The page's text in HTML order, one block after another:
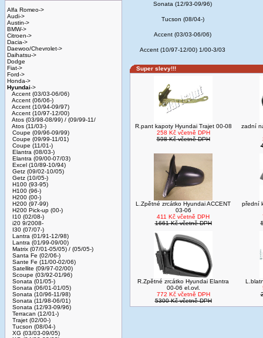
Alfa Romeo->
Audi->
Austin->
BMW->
Citroen->
Dacia->
Daewoo/Chevrolet->
Daihatsu->
Dodge
Fiat->
Ford->
Honda->
Hyundai->
Accent (03/03-06/06)
Accent (06/06-)
Accent (10/94-09/97)
Accent (10/97-12/00)
Atos (03/98-08/99) / (09/99-11/
Atos (11/03-)
Coupe (09/96-09/99)
Coupe (09/99-11/01)
Coupe (11/01-)
Elantra (08/03-)
Elantra (09/00-07/03)
Excel (10/89-10/94)
Getz (09/02-10/05)
Getz (10/05-)
H100 (93-95)
H100 (96-)
H200 (00-)
H200 (97-99)
H200 Pick-up (00-)
I10 (02/08-)
i20 9/2008-
I30 (07/07-)
Lantra (01/91-12/98)
Lantra (01/99-09/00)
Matrix (07/01-05/05) / (05/05-)
Santa Fe (02/06-)
Sante Fe (11/00-02/06)
Satellite (09/97-02/00)
Scoupe (03/92-01/96)
Sonata (01/05-)
Sonata (06/01-01/05)
Sonata (10/96-11/98)
Sonata (11/98-06/01)
Sonata (12/93-09/96)
Terracan (12/01-)
Trajet (02/00-)
Tucson (08/04-)
XG (03/03-09/05)
Sonata (12/93-09/96)
Tucson (08/04-)
Accent (03/03-06/06)
Accent (10/97-12/00) 1/00-3/03
Super slevy!!!
R.pant kapoty Hyundai Trajet 00-08
258 Kč včetně DPH
598 Kč včetně DPH
zadní
L.Zpětné zrcátko Hyundai ACCENT
03-06
411 Kč včetně DPH
1661 Kč včetně DPH
přední
R.Zpětné zrcátko Hyundai Elantra
00-06 el.ovl.
772 Kč včetně DPH
5300 Kč včetně DPH